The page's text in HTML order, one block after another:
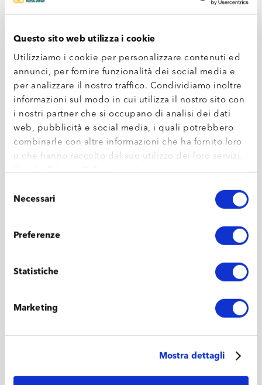
Questo sito web utilizza i cookie
Utilizziamo i cookie per personalizzare contenuti ed
annunci, per fornire funzionalità dei social media e
per analizzare il nostro traffico. Condividiamo inoltre
informazioni sul modo in cui utilizza il nostro sito con
i nostri partner che si occupano di analisi dei dati
web, pubblicità e social media, i quali potrebbero
combinarle con altre informazioni che ha fornito loro
o che hanno raccolto dal suo utilizzo dei loro servizi.
Vai allaPrivacy Policycompleta.
delNecessari
Preferenze
Statistiche
Marketing
Mostra dettagli
Assemblea ordinaria dei Soci – Bilancio
d’Esercizio 2023
LEGGI L’ARTICOLO